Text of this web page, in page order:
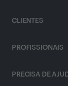
CLIENTES
PROFISSIONAIS
PRECISA DE